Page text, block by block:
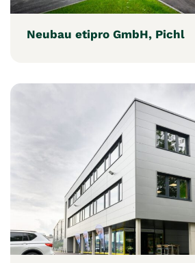
Neubau etipro GmbH, Pichl